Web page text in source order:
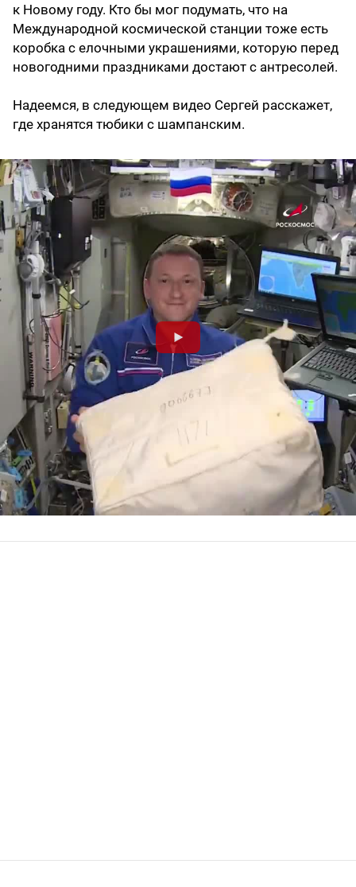
к Новому году. Кто бы мог подумать, что на
Международной космической станции тоже есть
коробка с елочными украшениями, которую перед
новогодними праздниками достают с антресолей.
Надеемся, в следующем видео Сергей расскажет,
где хранятся тюбики с шампанским.